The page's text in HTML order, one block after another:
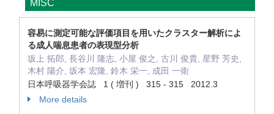
MISC
容易に測定可能な評価項目を用いたクラスター解析によ
る成人喘息患者の表現型分析
坂上 拓郎, 長谷川 隆志, 小屋 俊之, 古川 俊貴, 星野 芳史,
木村 陽介, 坂本 宏隆, 鈴木 栄一, 成田 一衛
日本呼吸器学会誌 1 ( 増刊 ) 315 - 315 2012.3
More details